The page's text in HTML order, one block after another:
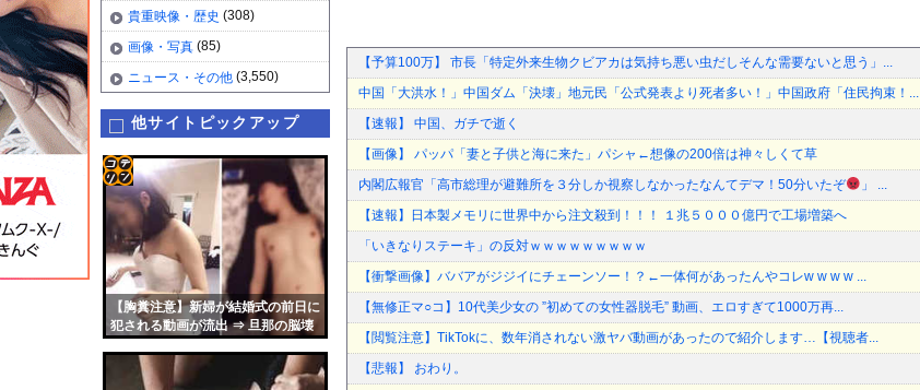
貴重映像・歴史 (308)
画像・写真 (85)
ニュース・その他 (3,550)
他サイトピックアップ
【胸糞注意】新婦が結婚式の前日に
犯される動画が流出 ⇒ 旦那の脳壊
コテ
リン
- 固
定リ
ンク
自動
【予算100万】 市長「特定外来生物クビアカは気持ち悪い虫だしそんな需要ないと思う」...
中国「大洪水！」中国ダム「決壊」地元民「公式発表より死者多い！」中国政府「住民拘束！...
【速報】 中国、ガチで逝く
【画像】 パッパ「妻と子供と海に来た」パシャ←想像の200倍は神々しくて草
内閣広報官「高市総理が避難所を３分しか視察しなかったなんてデマ！50分いたぞ
」 ...
【速報】日本製メモリに世界中から注文殺到！！！ １兆５０００億円で工場増築へ
「いきなりステーキ」の反対ｗｗｗｗｗｗｗｗｗ
【衝撃画像】ババアがジジイにチェーンソー！？←一体何があったんやコレw w w w ...
【無修正マ○コ】10代美少女の ”初めての女性器脱毛” 動画、エロすぎて1000万再...
【閲覧注意】TikTokに、数年消されない激ヤバ動画があったので紹介します…【視聴者...
【悲報】 おわり。